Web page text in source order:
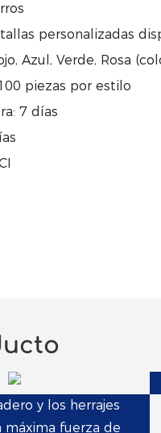
personalizadas
Azul, Verde, Rosa
piezas por estilo
7 días
y los herrajes
máxima fuerza de